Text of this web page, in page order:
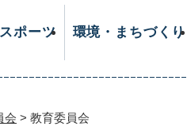
ポーツ 環境・まちづくり
会 > 教育委員会